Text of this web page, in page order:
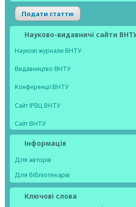
Подати статтю
Науково-видавничі сайти
Наукові журнали ВНТУ
Видавництво ВНТУ
Конференції ВНТУ
Сайт ІРВЦ ВНТУ
Сайт ВНТУ
Інформація
Для авторів
Для бібліотекарів
Ключові слова